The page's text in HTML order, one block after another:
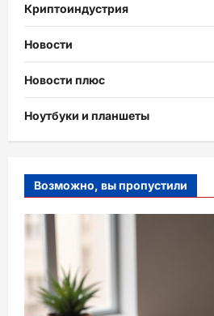
Криптоиндустрия
Новости
Новости плюс
Ноутбуки и планшеты
Возможно, вы пропустили